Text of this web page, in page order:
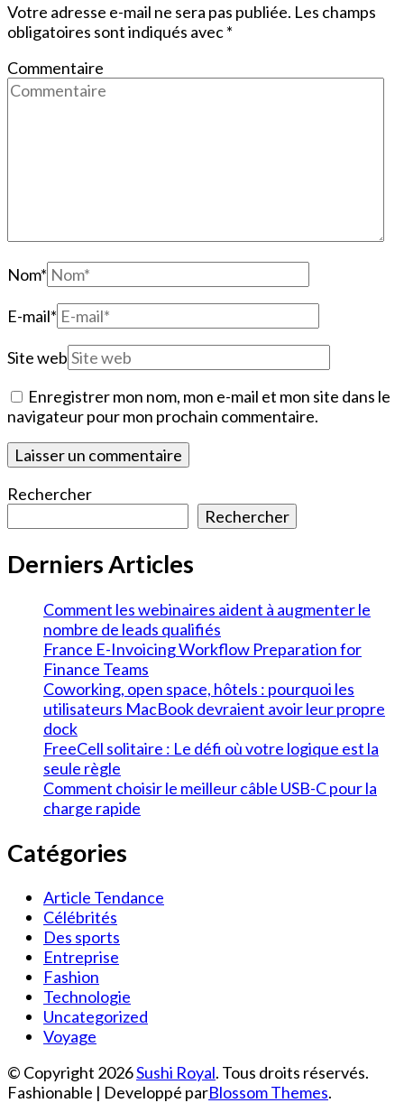
Votre adresse e-mail ne sera pas publiée. Les champs
obligatoires sont indiqués avec*
Commentaire
Nom*
E-mail*
Site web
Enregistrer mon nom, mon e-mail et mon site dans le
navigateur pour mon prochain commentaire.
Rechercher
Rechercher
Derniers Articles
Comment les webinaires aident à augmenter le
nombre de leads qualifiés
France E-Invoicing Workflow Preparation for
Finance Teams
Coworking, open space, hôtels : pourquoi les
utilisateurs MacBook devraient avoir leur propre
dock
FreeCell solitaire : Le défi où votre logique est la
seule règle
Comment choisir le meilleur câble USB-C pour la
charge rapide
Catégories
Article Tendance
Célébrités
Des sports
Entreprise
Fashion
Technologie
Uncategorized
Voyage
© Copyright 2026Sushi Royal. Tous droits réservés.
Fashionable | Developpé parBlossom Themes.